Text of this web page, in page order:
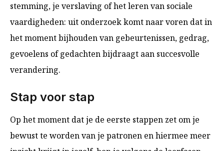
stemming, je verslaving of het leren van sociale
vaardigheden: uit onderzoek komt naar voren dat in
het moment bijhouden van gebeurtenissen, gedrag,
gevoelens of gedachten bijdraagt aan succesvolle
verandering.
Stap voor stap
Op het moment dat je de eerste stappen zet om je
bewust te worden van je patronen en hiermee meer